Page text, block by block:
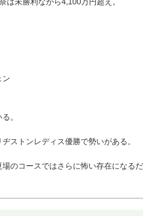
は未勝利ながら4,100万円超え。
ン
。
ストンレディス優勝で勢いがある。
のコースではさらに怖い存在になるだ